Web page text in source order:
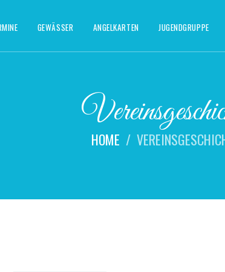
GEWÄSSER ANGELKARTEN JUGENDGRUPPE
HOME